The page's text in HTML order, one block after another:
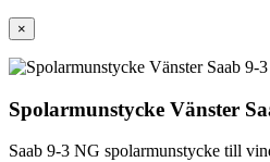
×
Spolarmunstycke Vänster
Saab 9-3 NG spolarmunstycke till